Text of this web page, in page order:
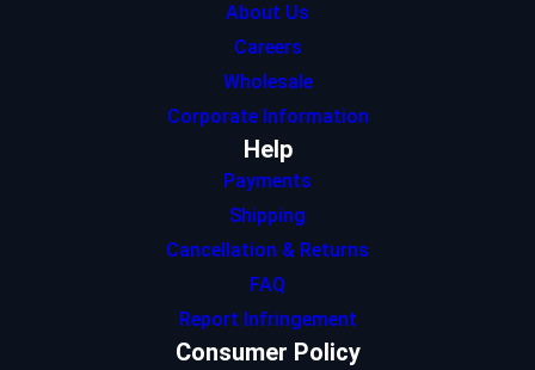
About Us
Careers
Wholesale
Corporate Information
Help
Payments
Shipping
Cancellation & Returns
FAQ
Report Infringement
Consumer Policy